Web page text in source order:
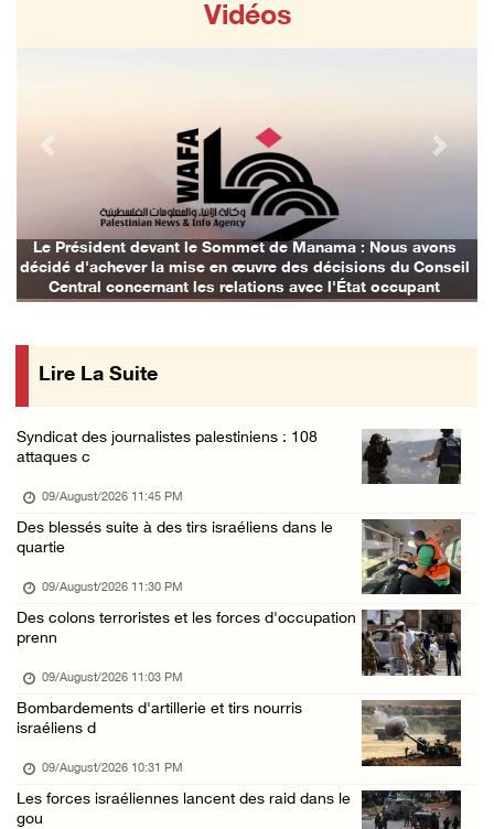
09/August/2026 02:36 PM
Les autorités d’occupation reconnaissent le ...
09/August/2026 02:08 PM
Les colons déracinent des dizaines d’arbres ...
09/August/2026 01:45 PM
Des cultures endommagées après le pâturage d ...
Gaza : le bilan de la guerre atteint 73.386 ...
Le Président Abbas rend hommage à Diab Al-Lo ...
09/August/2026 10:54 AM
Les forces israéliennes s’emparent d’une mai ...
09/August/2026 10:44 AM
Malgré le cessez-le-feu, Gaza toujours sous ...
Des soldats israéliens ouvrent le feu sur un ...
Vidéos
Les avions d'occupation continuent de bombarder Gaza
Previous Next
Lire La Suite
Syndicat des journalistes palestiniens : 108
attaques c
09/August/2026 11:45 PM
Des blessés suite à des tirs israéliens dans le
quartie
09/August/2026 11:30 PM
Des colons terroristes et les forces d'occupation
prenn
09/August/2026 11:03 PM
Bombardements d'artillerie et tirs nourris
israéliens d
09/August/2026 10:31 PM
Les forces israéliennes lancent des raid dans le
gou